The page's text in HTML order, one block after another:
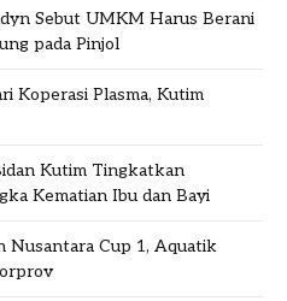
Sebut UMKM Harus Berani
pada Pinjol
Koperasi Plasma, Kutim
Kutim Tingkatkan
Kematian Ibu dan Bayi
Nusantara Cup 1, Aquatik